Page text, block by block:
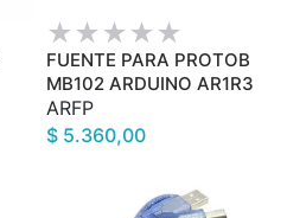
FUENTE PARA PROTOB
MB102 ARDUINO AR1R3
ARFP
$ 5.360,00